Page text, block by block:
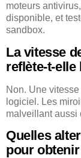
moteurs
disponible, et
sandbox.
La vitesse
reflète-t-
Non. Une
logiciel. Les
malveillant aussi
Quelles
pour